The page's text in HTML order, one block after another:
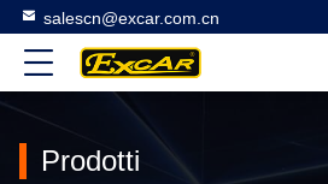
salescn@excar.com.cn
Prodotti